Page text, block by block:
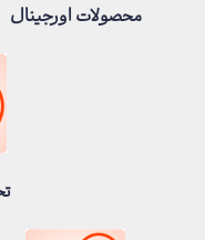
محصولات اورجینال